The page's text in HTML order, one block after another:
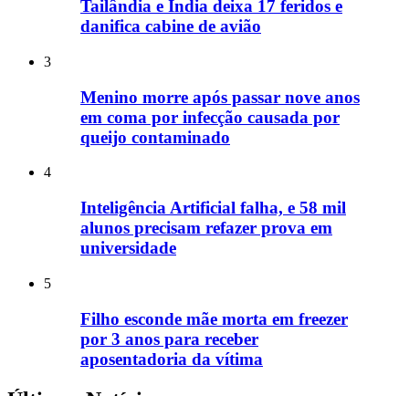
Tailândia e Índia deixa 17 feridos e
danifica cabine de avião
3
Menino morre após passar nove anos
em coma por infecção causada por
queijo contaminado
4
Inteligência Artificial falha, e 58 mil
alunos precisam refazer prova em
universidade
5
Filho esconde mãe morta em freezer
por 3 anos para receber
aposentadoria da vítima